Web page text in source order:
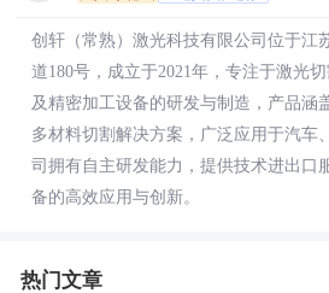
创轩（常熟）激光科技有限公司位于江
道180号，成立于2021年，专注于激光
及精密加工设备的研发与制造，产品涵
多材料切割解决方案，广泛应用于汽车
司拥有自主研发能力，提供技术进出口
备的高效应用与创新。
热门文章